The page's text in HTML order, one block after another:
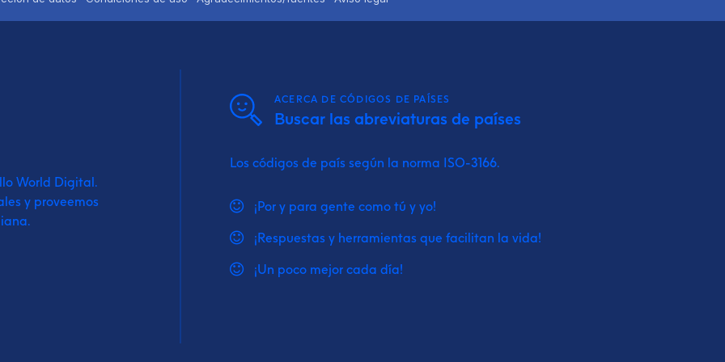
World Digital.
y proveemos
ACERCA DE CÓDIGOS DE PAÍSES
Buscar las abreviaturas de países
Los códigos de país según la norma ISO-3166.
¡Por y para gente como tú y yo!
¡Respuestas y herramientas que facilitan la vida!
¡Un poco mejor cada día!